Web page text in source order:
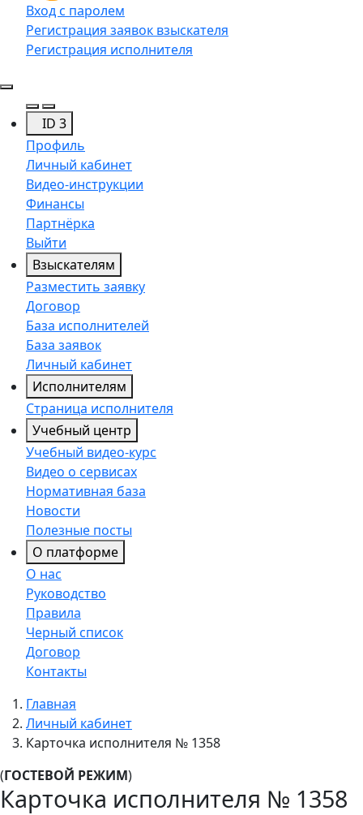
Вход с паролем
Регистрация заявок взыскателя
Регистрация исполнителя
ID 3
Профиль
Личный кабинет
Видео-инструкции
Финансы
Партнёрка
Выйти
Взыскателям
Разместить заявку
Договор
База исполнителей
База заявок
Личный кабинет
Исполнителям
Страница исполнителя
Учебный центр
Учебный видео-курс
Видео о сервисах
Нормативная база
Новости
Полезные посты
О платформе
О нас
Руководство
Правила
Черный список
Договор
Контакты
Главная
Личный кабинет
Карточка исполнителя № 1358
(ГОСТЕВОЙ РЕЖИМ)
Карточка исполнителя № 1358